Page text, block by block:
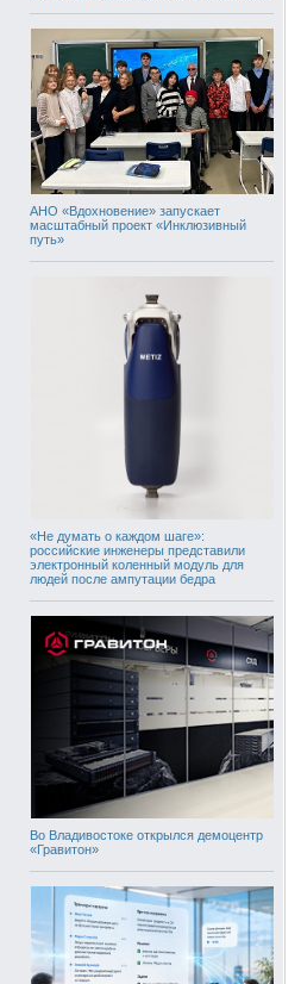
АНО «Вдохновение» запускает
масштабный проект «Инклюзивный
путь»
«Не думать о каждом шаге»:
российские инженеры представили
электронный коленный модуль для
людей после ампутации бедра
Во Владивостоке открылся демоцентр
«Гравитон»